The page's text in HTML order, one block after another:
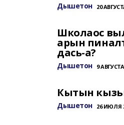
Дышетон 20
Школаос
арын
дась-а?
Дышетон 9 АВГУСТА
Кытын
Дышетон 26 ИЮЛЯ